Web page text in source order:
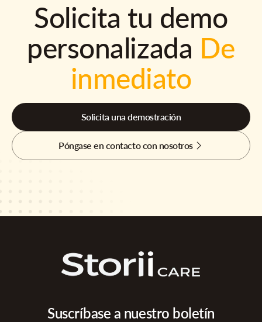
Solicita tu demo
personalizada De
inmediato
Solicita una demostración
Póngase en contacto con nosotros
Suscríbase a nuestro boletín